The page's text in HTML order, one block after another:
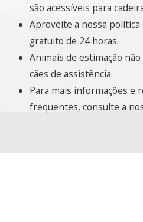
são acessíveis para
Aproveite a nossa política
gratuito de 24 horas.
Animais de estimação
cães de assistência.
Para mais informações e
frequentes, consulte a